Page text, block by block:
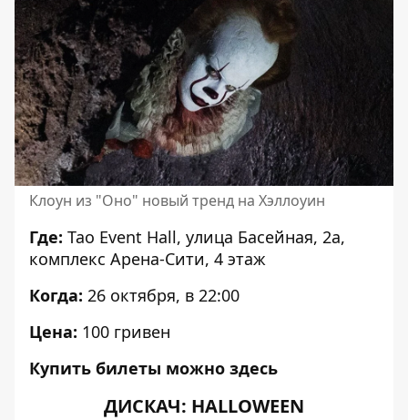
Клоун из "Оно" новый тренд на Хэллоуин
Где: Tao Event Hall, улица Басейная, 2а,
комплекс Арена-Сити, 4 этаж
Когда: 26 октября, в 22:00
Цена: 100 гривен
Купить билеты можно здесь
ДИСКАЧ: HALLOWEEN